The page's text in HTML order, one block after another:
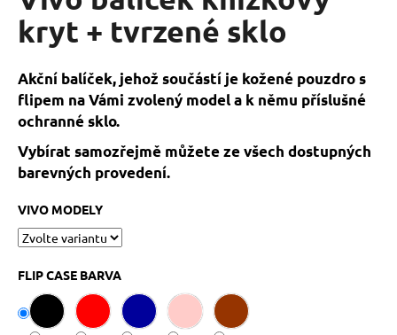
0,0
hvězdiček.
kryt + tvrzené sklo
Akční balíček, jehož součástí je kožené pouzdro s
flipem na Vámi zvolený model a k němu příslušné
ochranné sklo.
Vybírat samozřejmě můžete ze všech dostupných
barevných provedení.
VIVO MODELY
FLIP CASE BARVA
a
j
í
t
?
D
o
p